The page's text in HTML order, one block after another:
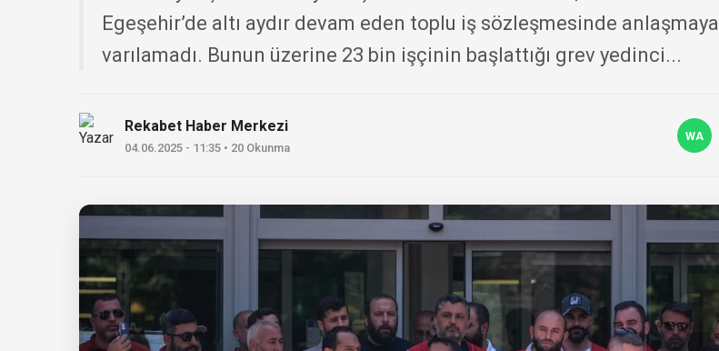
Egeşehir’de altı aydır devam eden toplu iş sözleşmesinde anlaşmaya
varılamadı. Bunun üzerine 23 bin işçinin başlattığı grev yedinci...
Rekabet Haber Merkezi
04.06.2025 - 11:35 • 20 Okunma
WA